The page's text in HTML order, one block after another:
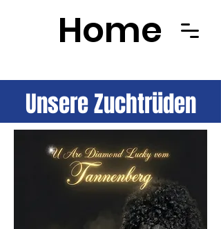
Home
Unsere Zuchtrüden